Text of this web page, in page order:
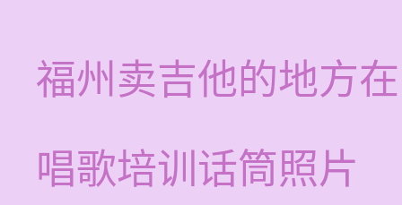
福州卖吉他的地方
唱歌培训话筒照片